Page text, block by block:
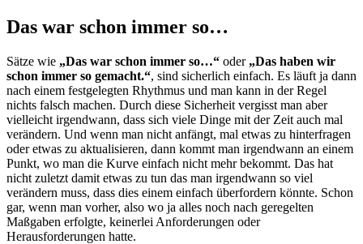
Das war schon immer so…
Sätze wie „Das war schon immer so…“ oder „Das haben wir
schon immer so gemacht.“, sind sicherlich einfach. Es läuft ja dann
nach einem festgelegten Rhythmus und man kann in der Regel
nichts falsch machen. Durch diese Sicherheit vergisst man aber
vielleicht irgendwann, dass sich viele Dinge mit der Zeit auch mal
verändern. Und wenn man nicht anfängt, mal etwas zu hinterfragen
oder etwas zu aktualisieren, dann kommt man irgendwann an einem
Punkt, wo man die Kurve einfach nicht mehr bekommt. Das hat
nicht zuletzt damit etwas zu tun das man irgendwann so viel
verändern muss, dass dies einem einfach überfordern könnte. Schon
gar, wenn man vorher, also wo ja alles noch nach geregelten
Maßgaben erfolgte, keinerlei Anforderungen oder
Herausforderungen hatte.